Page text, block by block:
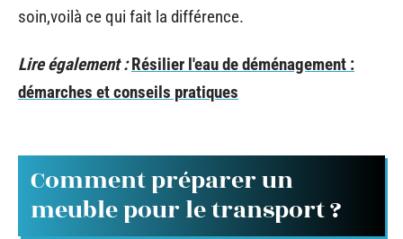
soin,voilà ce qui fait la différence.
Lire également : Résilier l'eau de déménagement :
démarches et conseils pratiques
Comment préparer un
meuble pour le transport ?